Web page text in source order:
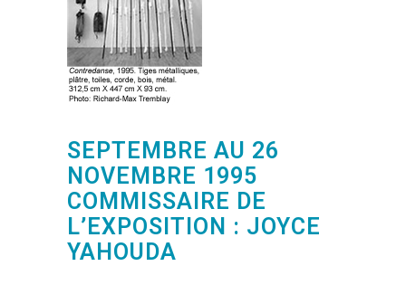
SEPTEMBRE AU 26
NOVEMBRE 1995
COMMISSAIRE DE
L’EXPOSITION : JOYCE
YAHOUDA